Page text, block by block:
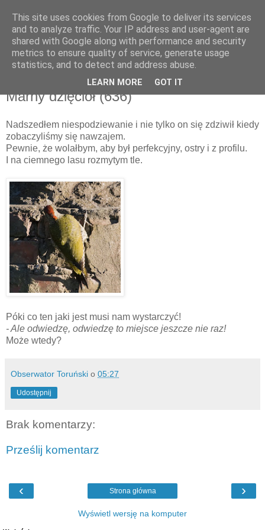
czwartek, 7 lipca 2011
Marny dzięcioł (636)
Nadszedłem niespodziewanie i nie tylko on się zdziwił kiedy
zobaczyliśmy się nawzajem.
Pewnie, że wolałbym, aby był perfekcyjny, ostry i z profilu.
I na ciemnego lasu rozmytym tle.
Póki co ten jaki jest musi nam wystarczyć!
- Ale odwiedzę, odwiedzę to miejsce jeszcze nie raz!
Może wtedy?
Obserwator Toruński o 05:27
Udostępnij
Brak komentarzy:
Prześlij komentarz
‹ ›
Strona główna
Wyświetl wersję na komputer
This site uses cookies from Google to deliver its services
and to analyze traffic. Your IP address and user-agent are
shared with Google along with performance and security
metrics to ensure quality of service, generate usage
statistics, and to detect and address abuse.
LEARN MORE GOT IT